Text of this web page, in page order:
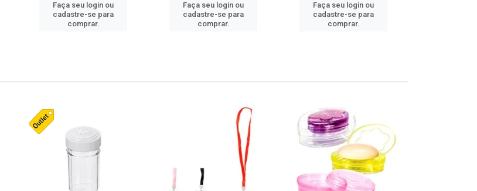
Faça seu login ou
cadastre-se para
comprar.
Faça seu login ou
cadastre-se para
comprar.
Faça seu login ou
cadastre-se para
comprar.